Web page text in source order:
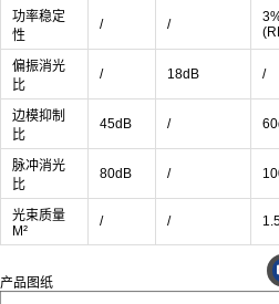
功率稳定
性
/ /
偏振消光
比
/ 18dB /
边模抑制
比
45dB /
脉冲消光
比
80dB /
光束质量
M²
/ /
产品图纸